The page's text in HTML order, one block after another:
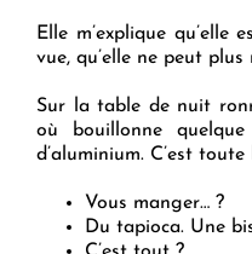
Elle m’explique qu’elle
vue, qu’elle ne peut
Sur la table de nuit
où bouillonne
d’aluminium. C’est
Vous manger… ?
Du tapioca. Une